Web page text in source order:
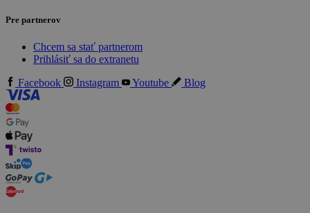
Pre partnerov
Chcem sa stať partnerom
Prihlásiť sa do extranetu
Facebook
Instagram Youtube Blog